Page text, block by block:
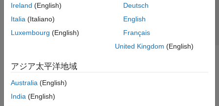
Ireland (English)
Italia (Italiano)
Luxembourg (English)
Deutsch
English
Français
United Kingdom (English)
アジア太平洋地域
Australia (English)
India (English)